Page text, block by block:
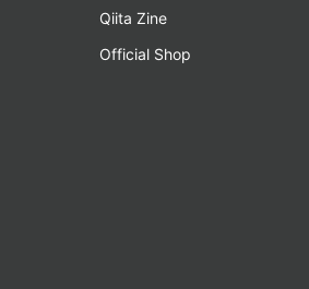
Qiita Zine
Official Shop